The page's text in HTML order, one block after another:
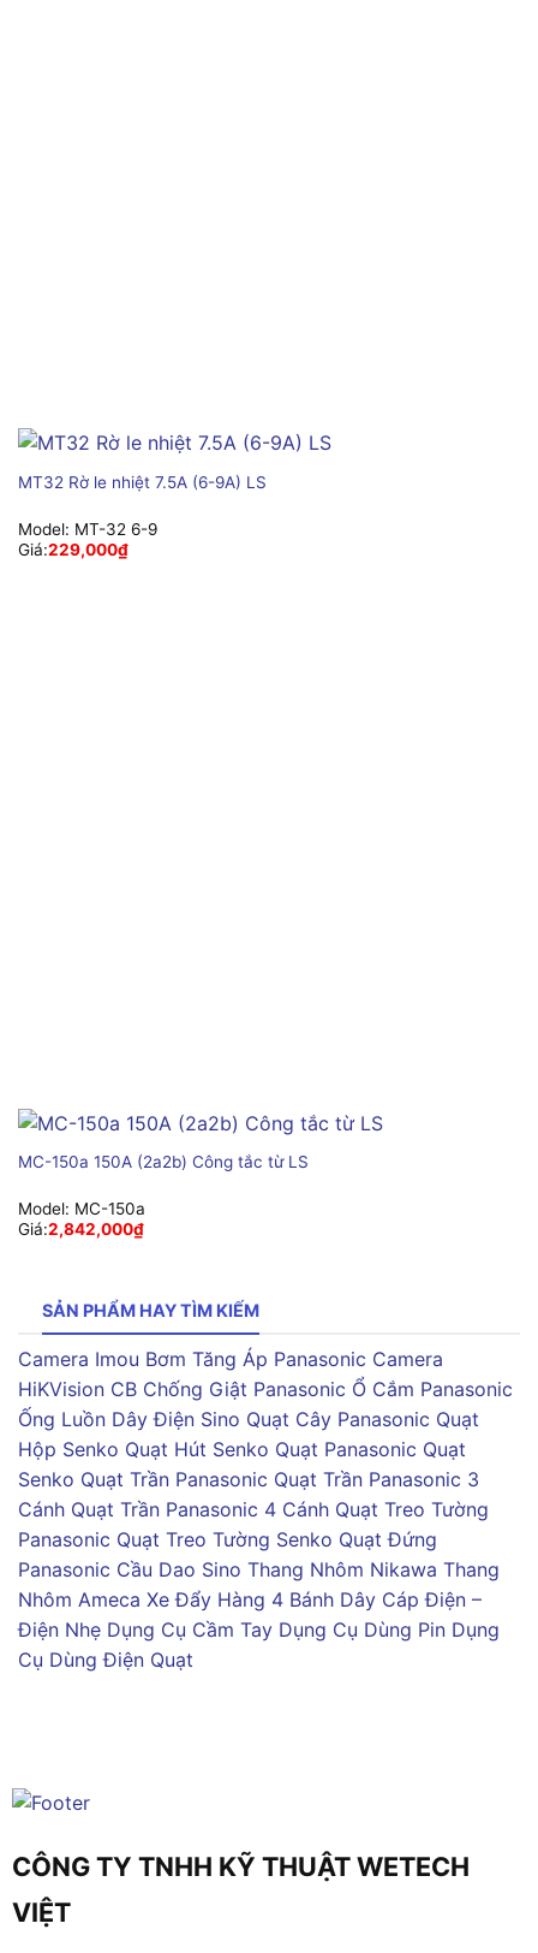
MT32 Rờ le nhiệt 7.5A (6-9A) LS
Model: MT-32 6-9
Giá:229,000₫
MC-150a 150A (2a2b) Công tắc từ LS
Model: MC-150a
Giá:2,842,000₫
SẢN PHẨM HAY TÌM KIẾM
Camera Imou Bơm Tăng Áp Panasonic Camera
HiKVision CB Chống Giật Panasonic Ổ Cắm Panasonic
Ống Luồn Dây Điện Sino Quạt Cây Panasonic Quạt
Hộp Senko Quạt Hút Senko Quạt Panasonic Quạt
Senko Quạt Trần Panasonic Quạt Trần Panasonic 3
Cánh Quạt Trần Panasonic 4 Cánh Quạt Treo Tường
Panasonic Quạt Treo Tường Senko Quạt Đứng
Panasonic Cầu Dao Sino Thang Nhôm Nikawa Thang
Nhôm Ameca Xe Đẩy Hàng 4 Bánh Dây Cáp Điện –
Điện Nhẹ Dụng Cụ Cầm Tay Dụng Cụ Dùng Pin Dụng
Cụ Dùng Điện Quạt
CÔNG TY TNHH KỸ THUẬT WETECH
VIỆT